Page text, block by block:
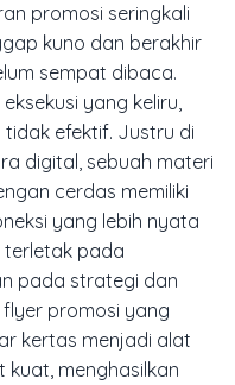
promosi seringkali
kuno dan berakhir
sempat dibaca.
yang keliru,
efektif. Justru di
digital, sebuah materi
cerdas memiliki
yang lebih nyata
terletak pada
pada strategi dan
flyer promosi yang
kertas menjadi alat
menghasilkan